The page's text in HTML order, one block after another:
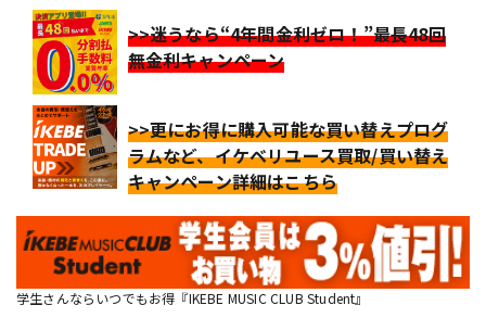
>>迷うなら“4年間金利ゼロ！”最長48回
無金利キャンペーン
>>更にお得に購入可能な買い替えプログ
ラムなど、イケベリユース買取/買い替え
キャンペーン詳細はこちら
学生さんならいつでもお得『IKEBE MUSIC CLUB Student』